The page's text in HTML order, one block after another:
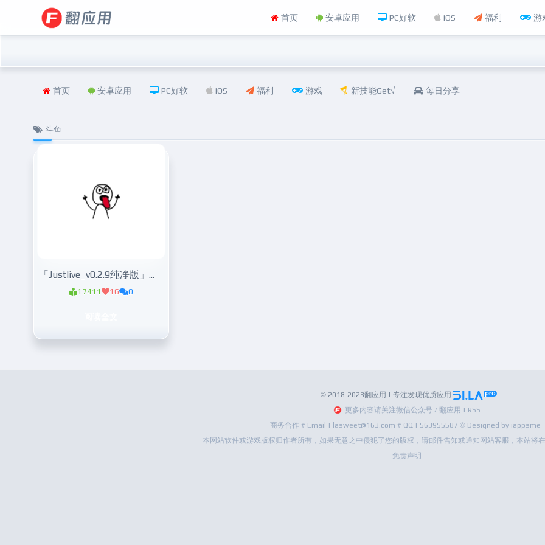
首页 安卓应用 PC好软 iOS 福利 游
首页 安卓应用 PC好软 iOS 福利 游戏 新技能Get√ 每日分享
斗鱼
「Justlive_v0.2.9纯净版」直播聚合神器
17411 16 0
© 2018-2023翻应用 | 专注发现优质应用
更多内容请关注微信公众号 / 翻应用 | RSS
商务合作 # Email | lasweet@163.com # QQ | 563955587 © Designed by iappsme
本网站软件或游戏版权归作者所有，如果无意之中侵犯了您的版权，请邮件告知或通知网站客服，本站将在
免责声明